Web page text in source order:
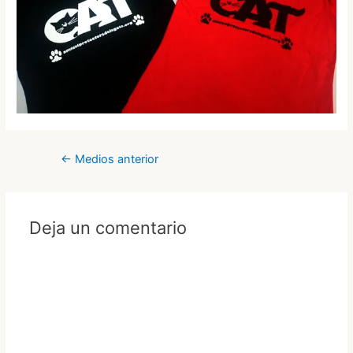
Navegación
← Medios anterior
Deja un comentario